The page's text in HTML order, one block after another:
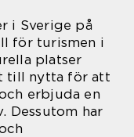
i Sverige på
för turismen i
platser
till nytta för att
erbjuda en
Dessutom har